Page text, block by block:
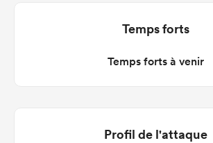
Temps forts
Temps forts à venir
Profil de l'attaque